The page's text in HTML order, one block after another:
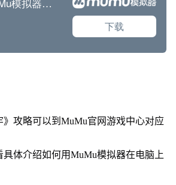
》攻略可以到MuMu官网游戏中心对应
具体介绍如何用MuMu模拟器在电脑上